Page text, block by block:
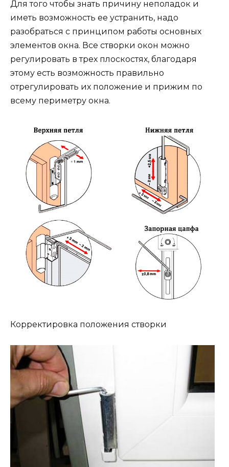
Для того чтобы знать причину неполадок и
иметь возможность ее устранить, надо
разобраться с принципом работы основных
элементов окна. Все створки окон можно
регулировать в трех плоскостях, благодаря
этому есть возможность правильно
отрегулировать их положение и прижим по
всему периметру окна.
Корректировка положения створки